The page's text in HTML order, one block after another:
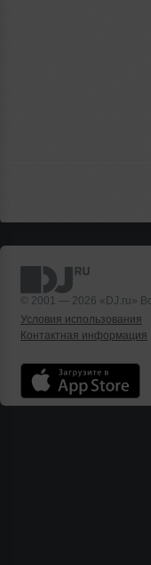
© 2001 — 2026 «DJ.ru»
Условия использования
Контактная информация